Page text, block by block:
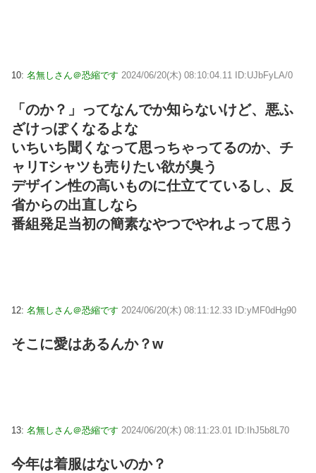
10: 名無しさん＠恐縮です 2024/06/20(木) 08:10:04.11 ID:UJbFyLA/0
「のか？」ってなんでか知らないけど、悪ふ
ざけっぽくなるよな
いちいち聞くなって思っちゃってるのか、チ
ャリTシャツも売りたい欲が臭う
デザイン性の高いものに仕立てているし、反
省からの出直しなら
番組発足当初の簡素なやつでやれよって思う
12: 名無しさん＠恐縮です 2024/06/20(木) 08:11:12.33 ID:yMF0dHg90
そこに愛はあるんか？w
13: 名無しさん＠恐縮です 2024/06/20(木) 08:11:23.01 ID:IhJ5b8L70
今年は着服はないのか？